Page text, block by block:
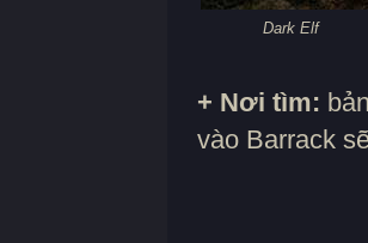
Dark Elf
+ Nơi tìm:
vào Barrack